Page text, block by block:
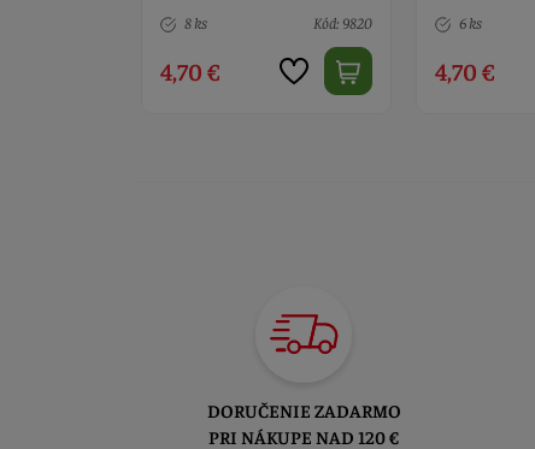
6 ks Kód: 9670
4,70 €
3 ks
4,90 €
DORUČENIE ZADARMO
PRI NÁKUPE NAD 120 €